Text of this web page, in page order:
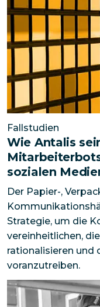
Fallstudien
Wie Antalis
sozialen
Der Papier-,
Strategie, um die
vereinheitlichen,
rationalisieren und
voranzutreiben.
Wie Sodexo